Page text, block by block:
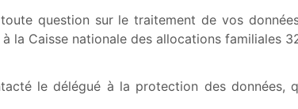
question sur le traitement de vos
la Caisse nationale des allocations familiales
le délégué à la protection des